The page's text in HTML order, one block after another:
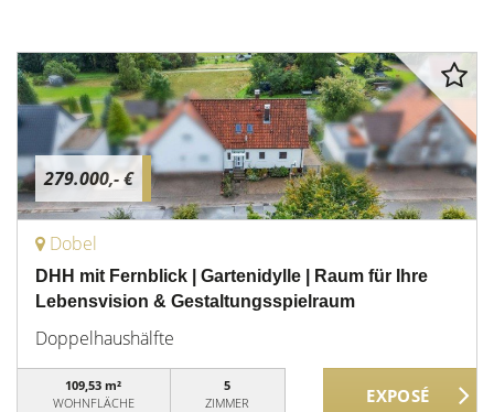
279.000,- €
Dobel
DHH mit Fernblick | Gartenidylle | Raum für Ihre
Lebensvision & Gestaltungsspielraum
Doppelhaushälfte
109,53 m²
WOHNFLÄCHE
5
ZIMMER